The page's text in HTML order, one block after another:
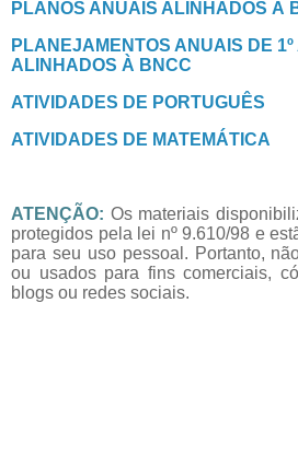
PLANOS ANUAIS ALINHADOS À
PLANEJAMENTOS ANUAIS DE 1º
ALINHADOS À BNCC
ATIVIDADES DE PORTUGUÊS
ATIVIDADES DE MATEMÁTICA
ATENÇÃO: Os materiais
protegidos pela lei nº 9.610/98 e
para seu uso pessoal. Portanto,
ou usados para fins comerciais,
blogs ou redes sociais.